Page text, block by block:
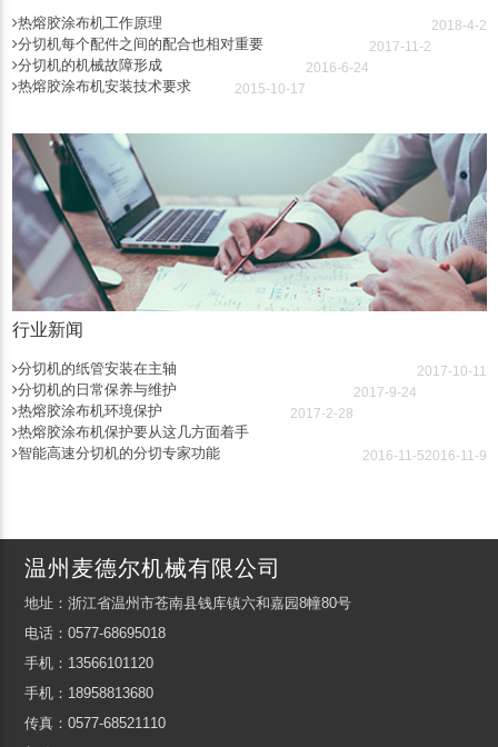
热熔胶涂布机工作原理 2018-4-2
分切机每个配件之间的配合也相对重要 2017-11-2
分切机的机械故障形成 2016-6-24
热熔胶涂布机安装技术要求 2015-10-17
行业新闻
分切机的纸管安装在主轴 2017-10-11
分切机的日常保养与维护 2017-9-24
热熔胶涂布机环境保护 2017-2-28
热熔胶涂布机保护要从这几方面着手
2016-11-9
智能高速分切机的分切专家功能 2016-11-5
温州麦德尔机械有限公司
地址：浙江省温州市苍南县钱库镇六和嘉园8幢80号
电话：0577-68695018
手机：13566101120
手机：18958813680
传真：0577-68521110